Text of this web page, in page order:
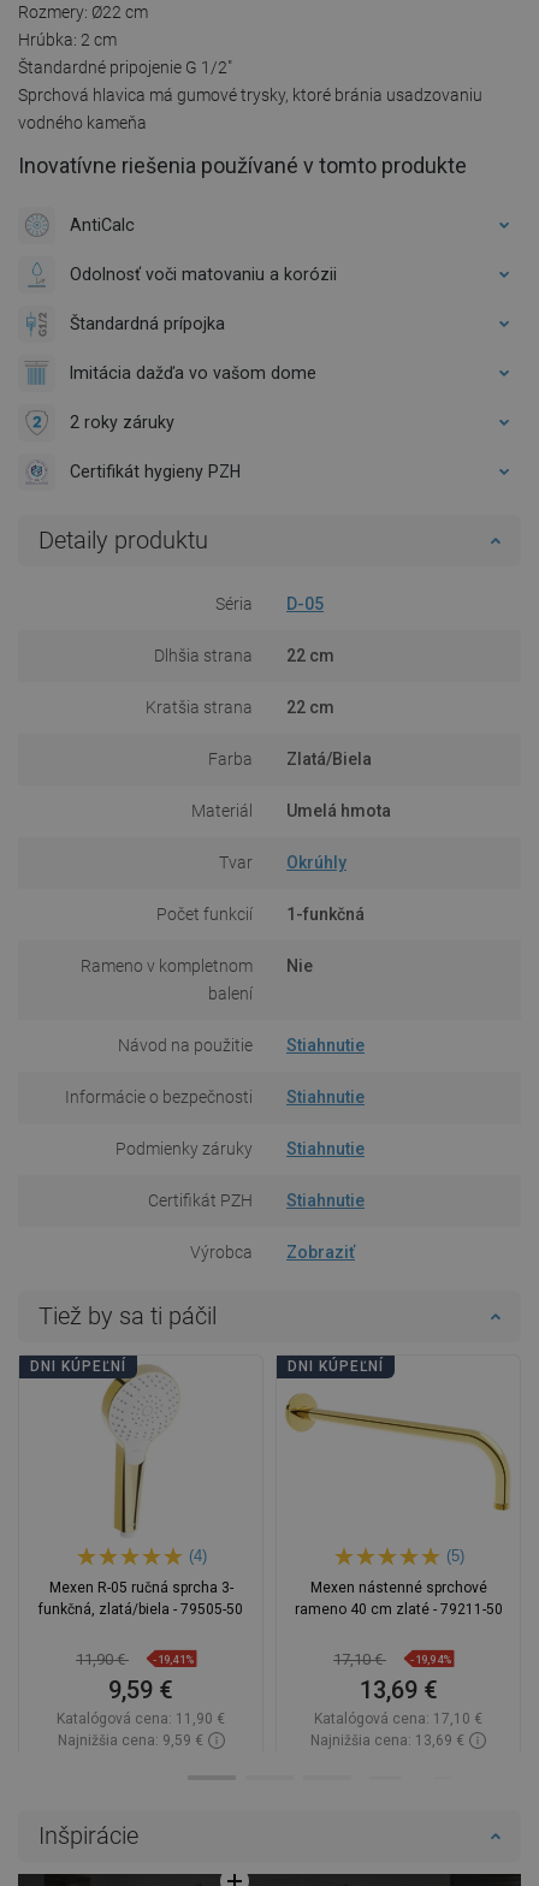
Rozmery: Ø22 cm
Hrúbka: 2 cm
Štandardné pripojenie G 1/2"
Sprchová hlavica má gumové trysky, ktoré bránia usadzovaniu
vodného kameňa
Inovatívne riešenia používané v tomto produkte
AntiCalc
Odolnosť voči matovaniu a korózii
Štandardná prípojka
Imitácia dažďa vo vašom dome
2 roky záruky
Certifikát hygieny PZH
Detaily produktu
Séria D-05
Dlhšia strana 22 cm
Kratšia strana 22 cm
Farba Zlatá/Biela
Materiál Umelá hmota
Tvar Okrúhly
Počet funkcií 1-funkčná
Rameno v kompletnom
balení
Nie
Návod na použitie Stiahnutie
Informácie o bezpečnosti Stiahnutie
Podmienky záruky Stiahnutie
Certifikát PZH Stiahnutie
Výrobca Zobraziť
Tiež by sa ti páčil
DNI KÚPEĽNÍ
(4)
Mexen R-05 ručná sprcha 3-
funkčná, zlatá/biela - 79505-50
11,90 € -19,41%
9,59 €
Katalógová cena: 11,90 €
Najnižšia cena: 9,59 €
DNI KÚPEĽNÍ
(5)
Mexen nástenné sprchové
rameno 40 cm zlaté - 79211-50
17,10 € -19,94%
13,69 €
Katalógová cena: 17,10 €
Najnižšia cena: 13,69 €
Inšpirácie